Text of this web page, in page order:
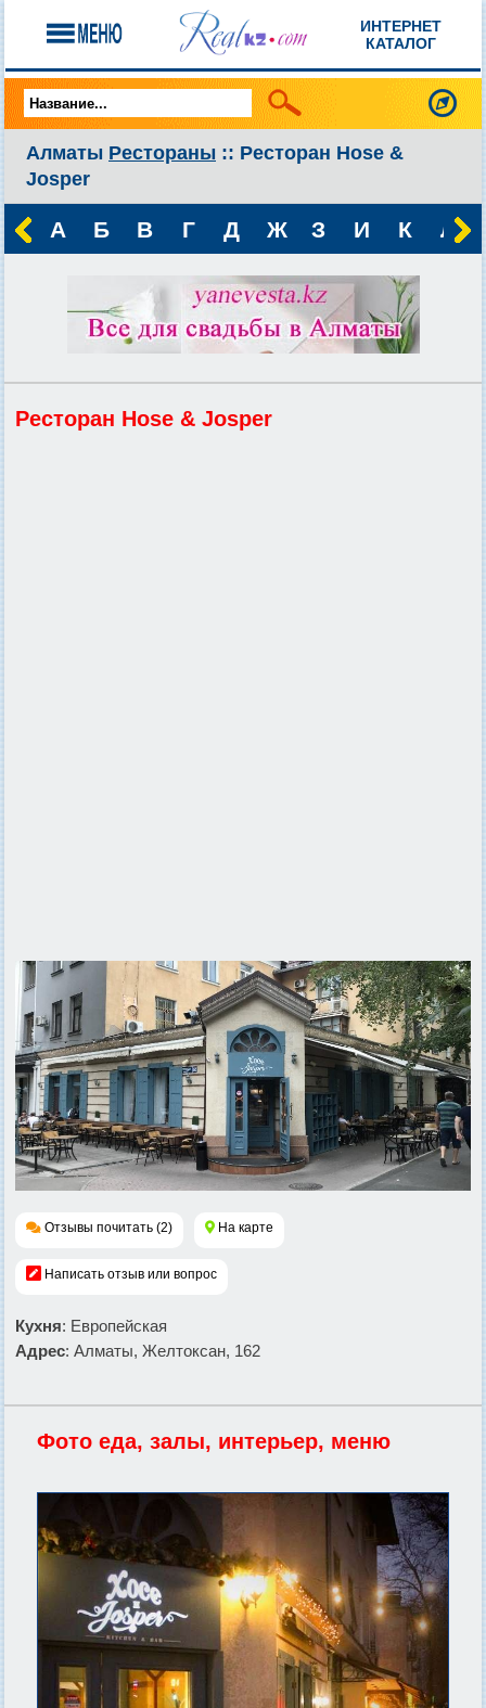
ИНТЕРНЕТ
КАТАЛОГ
Алматы Рестораны :: Ресторан Hose &
Josper
А Б В Г Д Ж З И К Л
Ресторан Hose & Josper
Отзывы почитать (2) На карте
Написать отзыв или вопрос
Кухня: Европейская
Адрес: Алматы, Желтоксан, 162
Фото еда, залы, интерьер, меню